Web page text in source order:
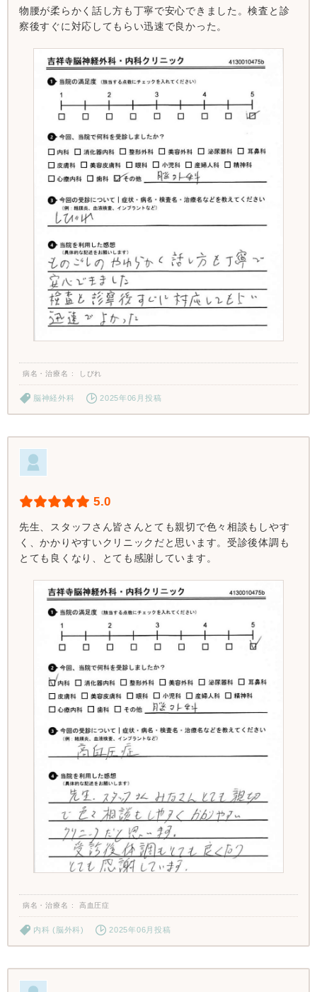
物腰が柔らかく話し方も丁寧で安心できました。検査と診
察後すぐに対応してもらい迅速で良かった。
病名・治療名 しびれ
脳神経外科 2025年06月投稿
5.0
先生、スタッフさん皆さんとても親切で色々相談もしやす
く、かかりやすいクリニックだと思います。受診後体調も
とても良くなり、とても感謝しています。
病名・治療名 高血圧症
内科 (脳外科) 2025年06月投稿